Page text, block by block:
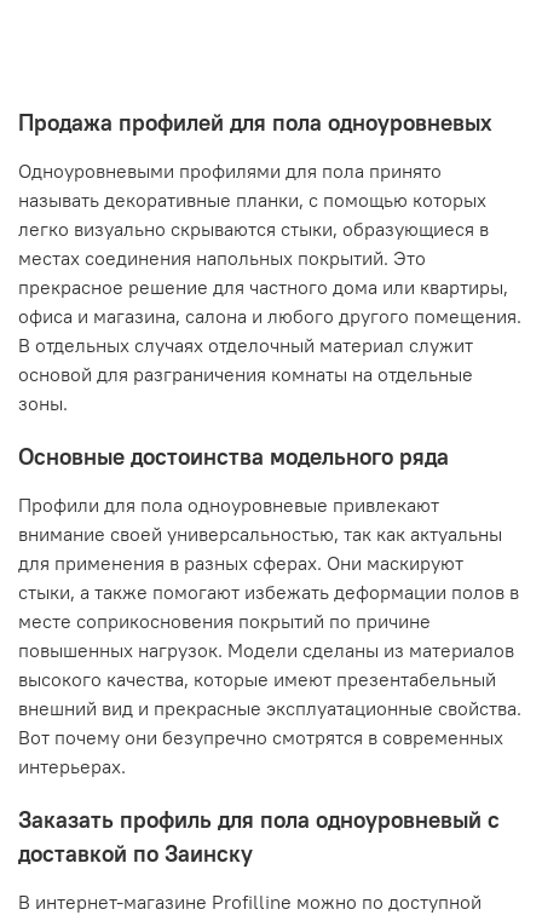
Продажа профилей для пола одноуровневых
Одноуровневыми профилями для пола принято
называть декоративные планки, с помощью которых
легко визуально скрываются стыки, образующиеся в
местах соединения напольных покрытий. Это
прекрасное решение для частного дома или квартиры,
офиса и магазина, салона и любого другого помещения.
В отдельных случаях отделочный материал служит
основой для разграничения комнаты на отдельные
зоны.
Основные достоинства модельного ряда
Профили для пола одноуровневые привлекают
внимание своей универсальностью, так как актуальны
для применения в разных сферах. Они маскируют
стыки, а также помогают избежать деформации полов в
месте соприкосновения покрытий по причине
повышенных нагрузок. Модели сделаны из материалов
высокого качества, которые имеют презентабельный
внешний вид и прекрасные эксплуатационные свойства.
Вот почему они безупречно смотрятся в современных
интерьерах.
Заказать профиль для пола одноуровневый с
доставкой по Заинску
В интернет-магазине Profilline можно по доступной